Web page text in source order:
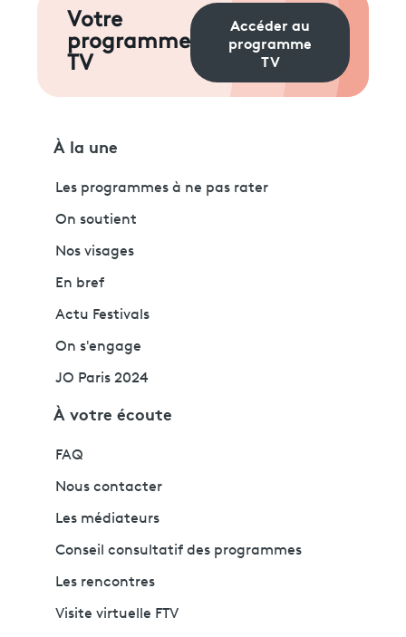
Votre
programme
TV
Accéder au
programme
TV
À la une
Les programmes à ne pas rater
On soutient
Nos visages
En bref
Actu Festivals
On s'engage
JO Paris 2024
À votre écoute
FAQ
Nous contacter
Les médiateurs
Conseil consultatif des programmes
Les rencontres
Visite virtuelle FTV